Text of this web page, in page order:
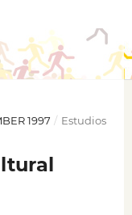
1997 / Estudios